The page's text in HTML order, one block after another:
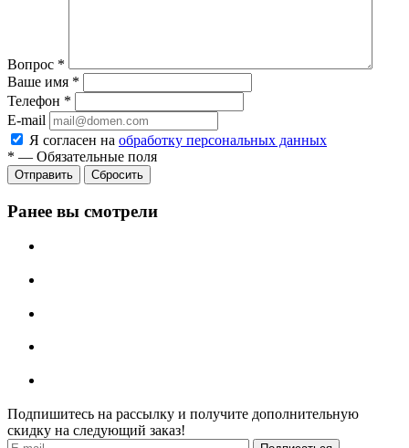
Вопрос *
Ваше имя *
Телефон *
E-mail
Я согласен на обработку персональных данных
* — Обязательные поля
Отправить Сбросить
Ранее вы смотрели
Подпишитесь на рассылку и получите дополнительную
скидку на следующий заказ!